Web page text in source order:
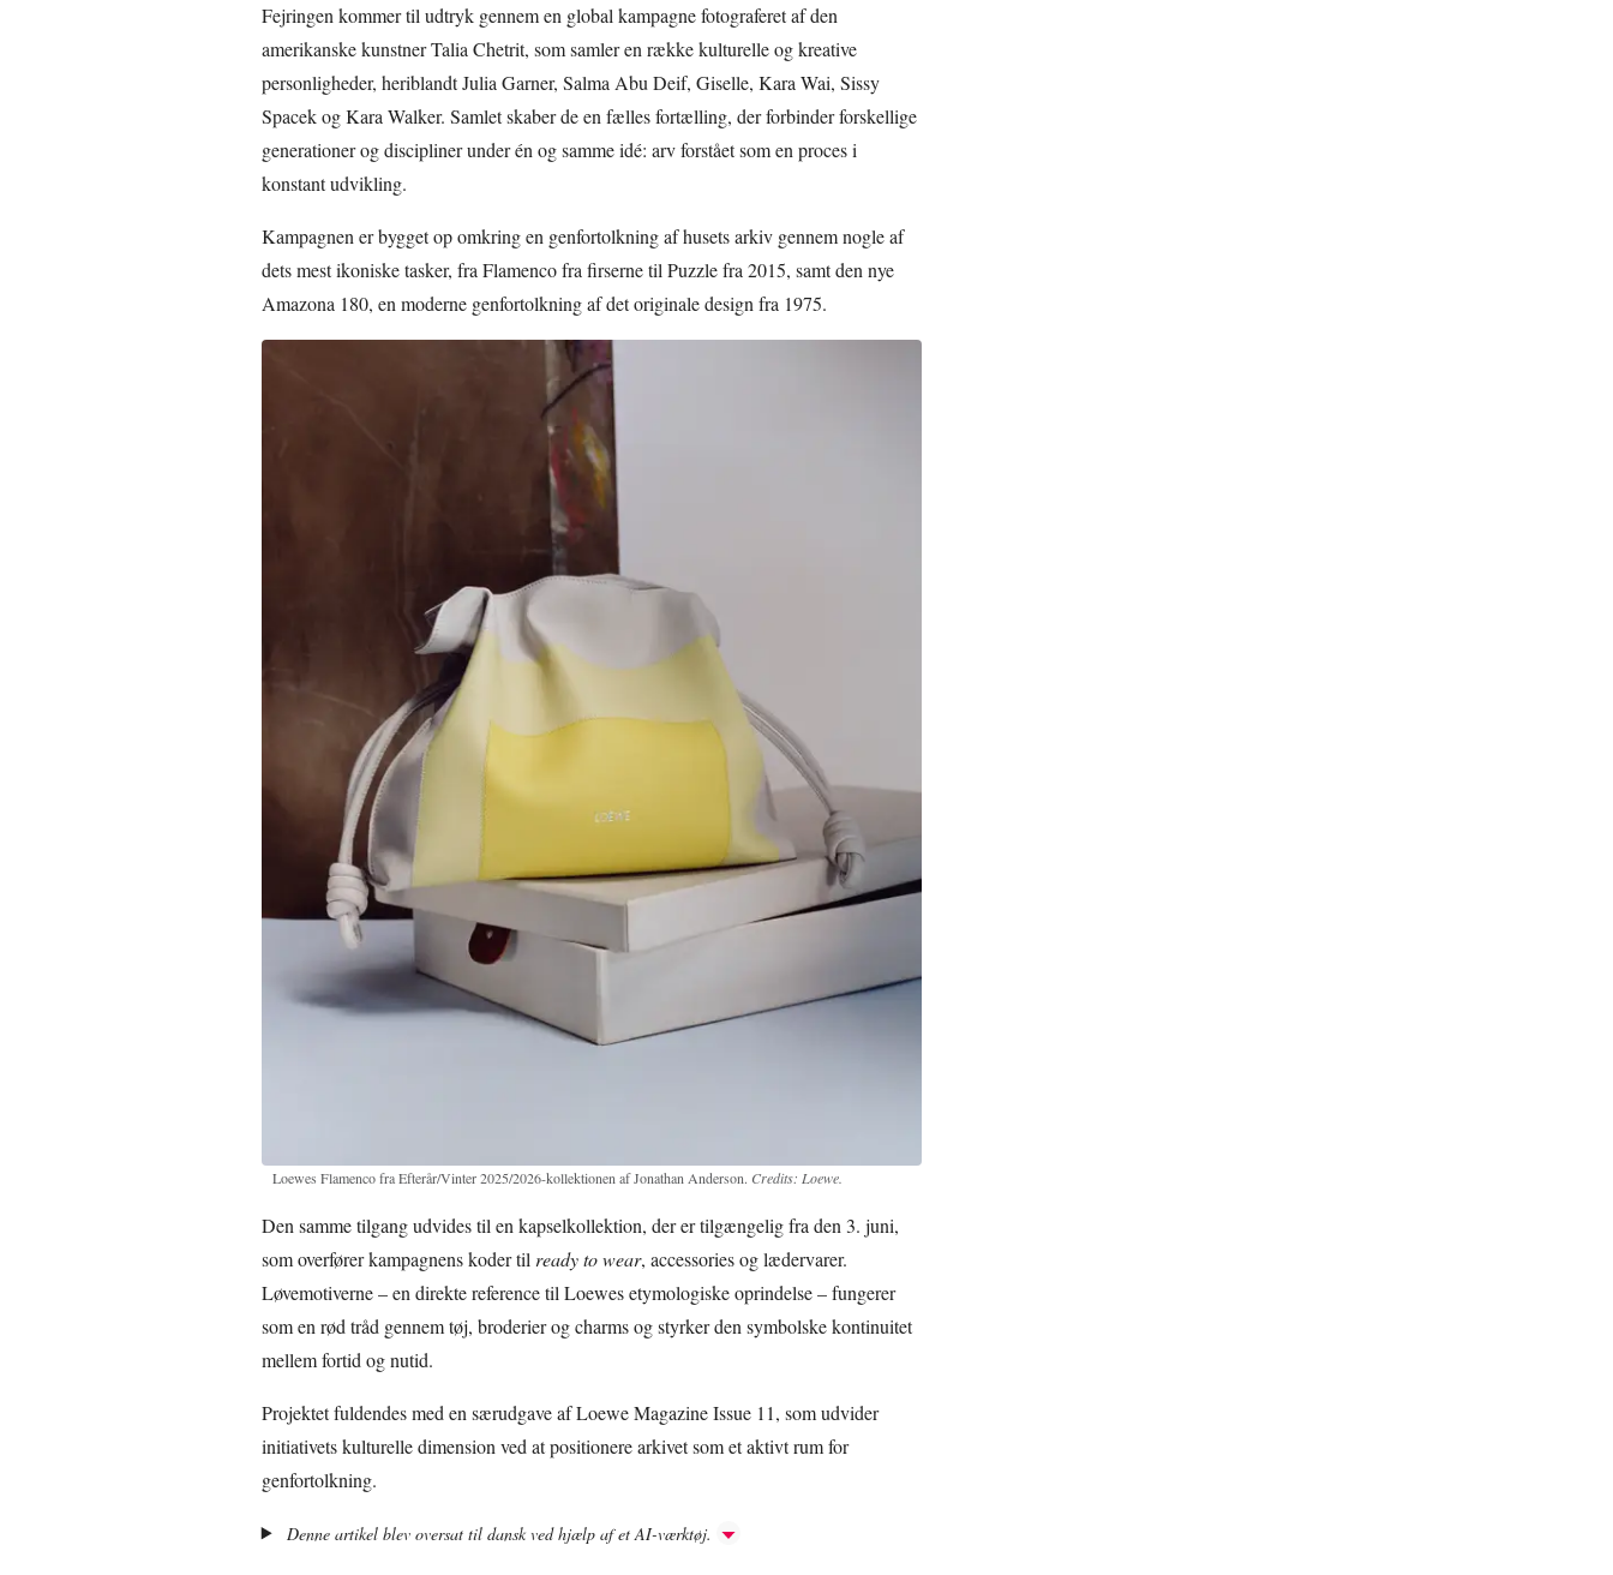
Fejringen kommer til udtryk gennem en global kampagne fotograferet af den
amerikanske kunstner Talia Chetrit, som samler en række kulturelle og kreative
personligheder, heriblandt Julia Garner, Salma Abu Deif, Giselle, Kara Wai, Sissy
Spacek og Kara Walker. Samlet skaber de en fælles fortælling, der forbinder forskellige
generationer og discipliner under én og samme idé: arv forstået som en proces i
konstant udvikling.
Kampagnen er bygget op omkring en genfortolkning af husets arkiv gennem nogle af
dets mest ikoniske tasker, fra Flamenco fra firserne til Puzzle fra 2015, samt den nye
Amazona 180, en moderne genfortolkning af det originale design fra 1975.
Loewes Flamenco fra Efterår/Vinter 2025/2026-kollektionen af Jonathan Anderson. Credits: Loewe.
Den samme tilgang udvides til en kapselkollektion, der er tilgængelig fra den 3. juni,
som overfører kampagnens koder til ready to wear, accessories og lædervarer.
Løvemotiverne – en direkte reference til Loewes etymologiske oprindelse – fungerer
som en rød tråd gennem tøj, broderier og charms og styrker den symbolske kontinuitet
mellem fortid og nutid.
Projektet fuldendes med en særudgave af Loewe Magazine Issue 11, som udvider
initiativets kulturelle dimension ved at positionere arkivet som et aktivt rum for
genfortolkning.
Denne artikel blev oversat til dansk ved hjælp af et AI-værktøj.